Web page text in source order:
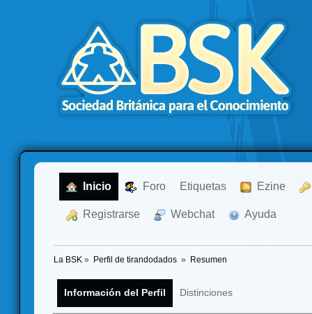
Inicio Foro Etiquetas Ezine
Registrarse Webchat Ayuda
La BSK » Perfil de tirandodados » Resumen
Información del Perfil Distinciones